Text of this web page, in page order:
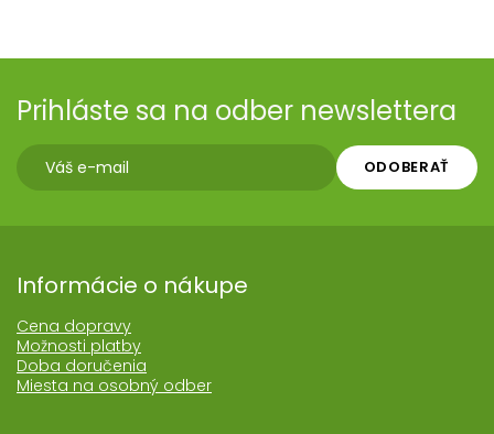
Prihláste sa na odber newslettera
ODOBERAŤ
Informácie o nákupe
Cena dopravy
Možnosti platby
Doba doručenia
Miesta na osobný odber